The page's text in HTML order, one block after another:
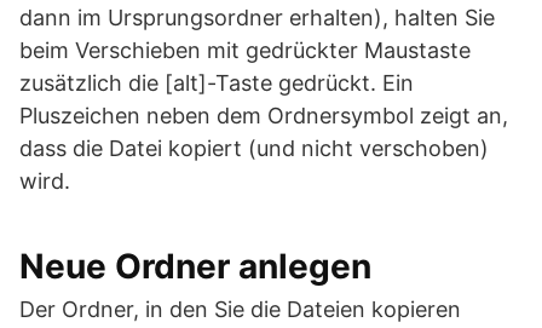
dann im Ursprungsordner erhalten), halten Sie
beim Verschieben mit gedrückter Maustaste
zusätzlich die [alt]-Taste gedrückt. Ein
Pluszeichen neben dem Ordnersymbol zeigt an,
dass die Datei kopiert (und nicht verschoben)
wird.
Neue Ordner anlegen
Der Ordner, in den Sie die Dateien kopieren